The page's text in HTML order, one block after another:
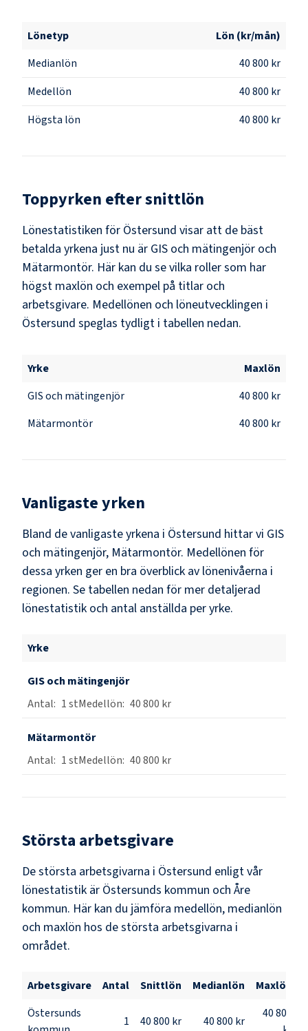
Lönetyp
Lön (kr/mån)
Medianlön
40 800 kr
Medellön
40 800 kr
Högsta lön
40 800 kr
Toppyrken efter snittlön
Lönestatistiken för Östersund visar att de bäst
betalda yrkena just nu är GIS och mätingenjör och
Mätarmontör. Här kan du se vilka roller som har
högst maxlön och exempel på titlar och
arbetsgivare. Medellönen och löneutvecklingen i
Östersund speglas tydligt i tabellen nedan.
Yrke
Maxlön
GIS och mätingenjör
40 800 kr
Mätarmontör
40 800 kr
Vanligaste yrken
Bland de vanligaste yrkena i Östersund hittar vi GIS
och mätingenjör, Mätarmontör. Medellönen för
dessa yrken ger en bra överblick av lönenivåerna i
regionen. Se tabellen nedan för mer detaljerad
lönestatistik och antal anställda per yrke.
Yrke
GIS och mätingenjör
1st 40 800 kr
Mätarmontör
1st 40 800 kr
Största arbetsgivare
De största arbetsgivarna i Östersund enligt vår
lönestatistik är Östersunds kommun och Åre
kommun. Här kan du jämföra medellön, medianlön
och maxlön hos de största arbetsgivarna i
området.
Arbetsgivare Antal Snittlön Medianlön
Maxlön
Östersunds
1 40 800 kr 40 800 kr
40 800